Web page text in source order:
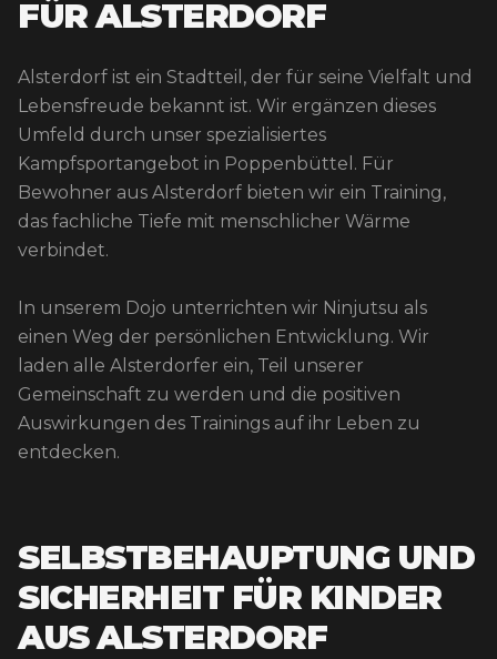
FÜR ALSTERDORF
Alsterdorf ist ein Stadtteil, der für seine Vielfalt und
Lebensfreude bekannt ist. Wir ergänzen dieses
Umfeld durch unser spezialisiertes
Kampfsportangebot in Poppenbüttel. Für
Bewohner aus Alsterdorf bieten wir ein Training,
das fachliche Tiefe mit menschlicher Wärme
verbindet.
In unserem Dojo unterrichten wir Ninjutsu als
einen Weg der persönlichen Entwicklung. Wir
laden alle Alsterdorfer ein, Teil unserer
Gemeinschaft zu werden und die positiven
Auswirkungen des Trainings auf ihr Leben zu
entdecken.
SELBSTBEHAUPTUNG UND
SICHERHEIT FÜR KINDER
AUS ALSTERDORF